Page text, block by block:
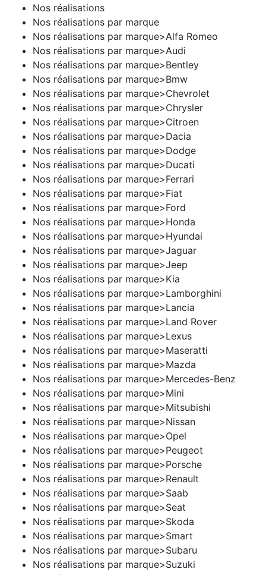
Nos réalisations
Nos réalisations par marque
Nos réalisations par marque>Alfa Romeo
Nos réalisations par marque>Audi
Nos réalisations par marque>Bentley
Nos réalisations par marque>Bmw
Nos réalisations par marque>Chevrolet
Nos réalisations par marque>Chrysler
Nos réalisations par marque>Citroen
Nos réalisations par marque>Dacia
Nos réalisations par marque>Dodge
Nos réalisations par marque>Ducati
Nos réalisations par marque>Ferrari
Nos réalisations par marque>Fiat
Nos réalisations par marque>Ford
Nos réalisations par marque>Honda
Nos réalisations par marque>Hyundai
Nos réalisations par marque>Jaguar
Nos réalisations par marque>Jeep
Nos réalisations par marque>Kia
Nos réalisations par marque>Lamborghini
Nos réalisations par marque>Lancia
Nos réalisations par marque>Land Rover
Nos réalisations par marque>Lexus
Nos réalisations par marque>Maseratti
Nos réalisations par marque>Mazda
Nos réalisations par marque>Mercedes-Benz
Nos réalisations par marque>Mini
Nos réalisations par marque>Mitsubishi
Nos réalisations par marque>Nissan
Nos réalisations par marque>Opel
Nos réalisations par marque>Peugeot
Nos réalisations par marque>Porsche
Nos réalisations par marque>Renault
Nos réalisations par marque>Saab
Nos réalisations par marque>Seat
Nos réalisations par marque>Skoda
Nos réalisations par marque>Smart
Nos réalisations par marque>Subaru
Nos réalisations par marque>Suzuki